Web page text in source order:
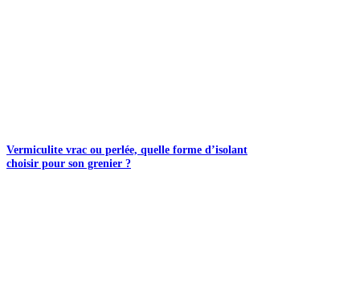
Vermiculite vrac ou perlée, quelle forme d’isolant
choisir pour son grenier ?